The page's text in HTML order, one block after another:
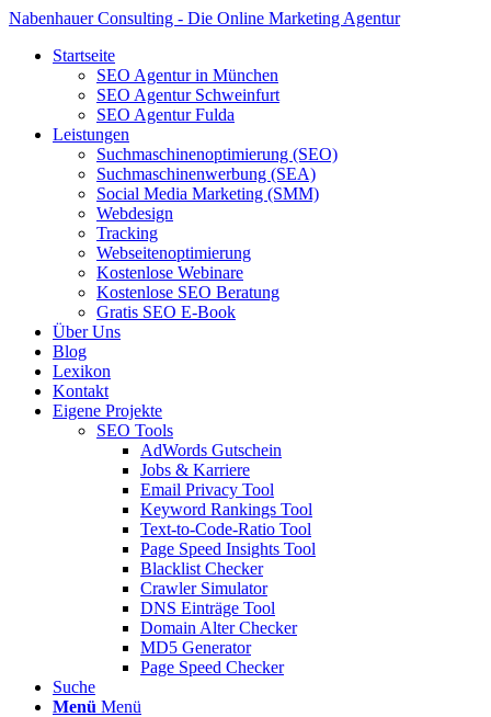
Nabenhauer Consulting - Die Online Marketing Agentur
Startseite
SEO Agentur in München
SEO Agentur Schweinfurt
SEO Agentur Fulda
Leistungen
Suchmaschinenoptimierung (SEO)
Suchmaschinenwerbung (SEA)
Social Media Marketing (SMM)
Webdesign
Tracking
Webseitenoptimierung
Kostenlose Webinare
Kostenlose SEO Beratung
Gratis SEO E-Book
Über Uns
Blog
Lexikon
Kontakt
Eigene Projekte
SEO Tools
AdWords Gutschein
Jobs & Karriere
Email Privacy Tool
Keyword Rankings Tool
Text-to-Code-Ratio Tool
Page Speed Insights Tool
Blacklist Checker
Crawler Simulator
DNS Einträge Tool
Domain Alter Checker
MD5 Generator
Page Speed Checker
Suche
Menü Menü